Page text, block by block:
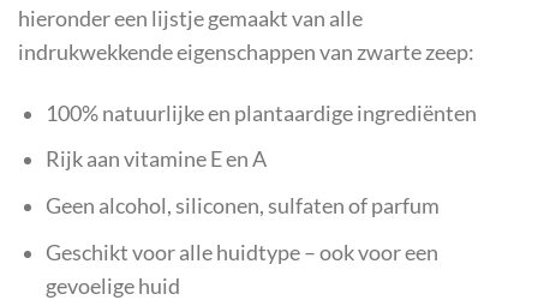
hieronder een lijstje gemaakt van alle
indrukwekkende eigenschappen van zwarte zeep:
100% natuurlijke en plantaardige ingrediënten
Rijk aan vitamine E en A
Geen alcohol, siliconen, sulfaten of parfum
Geschikt voor alle huidtype – ook voor een
gevoelige huid